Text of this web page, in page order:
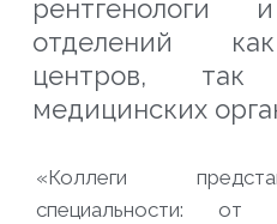
рентгенологи
отделений
центров,
медицинских
«Коллеги
специальности: от